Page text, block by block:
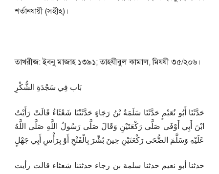
শর্তানযায়ী (সহীহ)।
তাখরীজ: ইবনু মাজাহ ১৩৯১; তাহযীবুল কামাল, মিযযী ৩৫/২০৬।
بَاب فِي سَجْدَةِ الشُّكْرِ
حَدَّثَنَا أَبُو نُعَيْمٍ حَدَّثَنَا سَلَمَةُ بْنُ رَجَاءٍ حَدَّثَتْنَا شَعْثَاءُ قَالَتْ رَأَيْتُ
ابْنَ أَبِي أَوْفَى صَلَّى رَكْعَتَيْنِ وَقَالَ صَلَّى رَسُولُ اللَّهِ صَلَّى اللَّهُ
عَلَيْهِ وَسَلَّمَ الضُّحَى رَكْعَتَيْنِ حِينَ بُشِّرَ بِالْفَتْحِ أَوْ بِرَأْسِ أَبِي جَهْلٍ
حدثنا أبو نعيم حدثنا سلمة بن رجاء حدثتنا شعثاء قالت رأيت